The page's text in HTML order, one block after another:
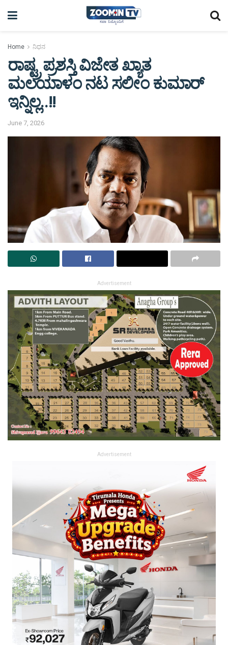
Home ನಿಧನ
ರಾಷ್ಟ್ರ ಪ್ರಶಸ್ತಿ ವಿಜೇತ ಖ್ಯಾತ
ಮಲಯಾಳಂ ನಟ ಸಲೀಂ ಕುಮಾರ್
ಇನ್ನಿಲ್ಲ..!!
June 7, 2026
Advertisement
Advertisement